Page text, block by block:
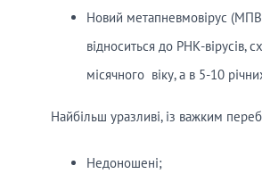
Новий метапневмовірус
відноситься до РНК-
місячного віку, а в 5-10
Найбільш уразливі, із важким
Недоношені;